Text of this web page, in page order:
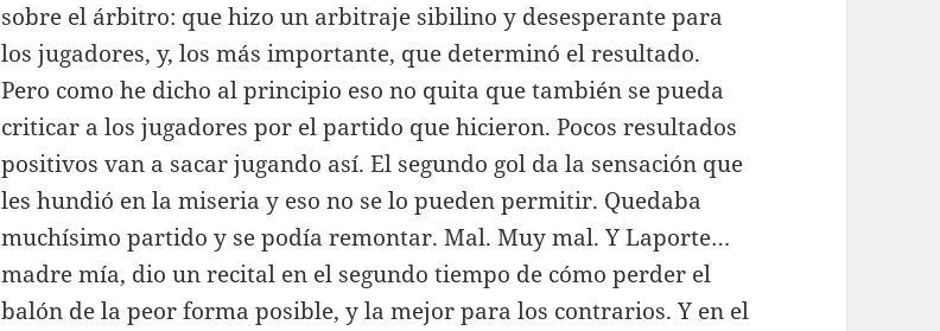
sobre el árbitro: que hizo un arbitraje sibilino y desesperante para
los jugadores, y, los más importante, que determinó el resultado.
Pero como he dicho al principio eso no quita que también se pueda
criticar a los jugadores por el partido que hicieron. Pocos resultados
positivos van a sacar jugando así. El segundo gol da la sensación que
les hundió en la miseria y eso no se lo pueden permitir. Quedaba
muchísimo partido y se podía remontar. Mal. Muy mal. Y Laporte…
madre mía, dio un recital en el segundo tiempo de cómo perder el
balón de la peor forma posible, y la mejor para los contrarios. Y en el